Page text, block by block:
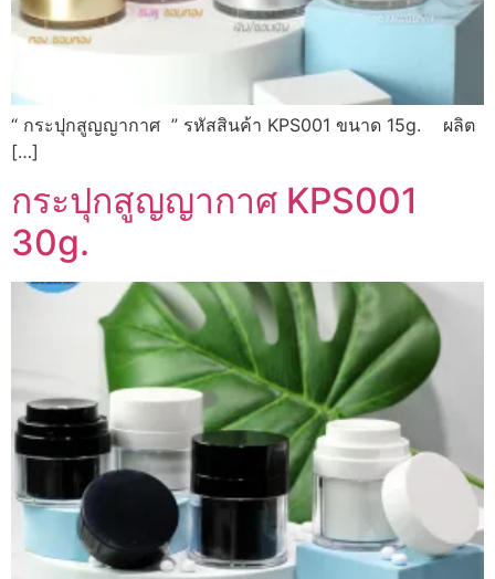
“ กระปุกสูญญากาศ ” รหัสสินค้า KPS001 ขนาด 15g. ผลิต
[…]
กระปุกสูญญากาศ KPS001
30g.